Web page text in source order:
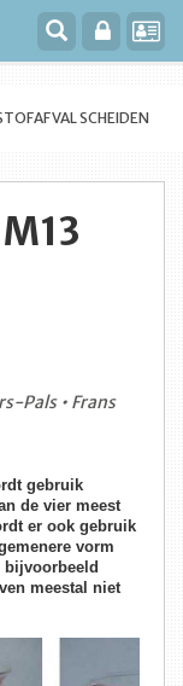
SCHEIDEN
Pals • Frans
gebruik
de vier meest
er ook gebruik
vorm
meestal niet